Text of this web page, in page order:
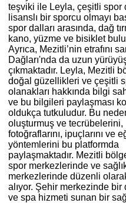
teşviki ile Leyla, çeşitli spor
lisanslı bir sporcu olmayı
spor dalları arasında, dağ
kano, yüzme ve bisiklet
Ayrıca, Mezitli’nin etrafını
Dağları'nda da uzun
çıkmaktadır. Leyla, Mezitli
doğal güzellikleri ve çeşitli
olanakları hakkında bilgi
ve bu bilgileri paylaşması
oldukça tutkuludur. Bu
oluşturmuş ve tecrübelerini,
fotoğraflarını, ipuçlarını ve
yöntemlerini bu platformda
paylaşmaktadır. Mezitli
spor merkezlerinde ve
merkezlerinde düzenli
alıyor. Şehir merkezinde bir
ve spa hizmeti sunan bir